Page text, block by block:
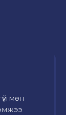
мөн